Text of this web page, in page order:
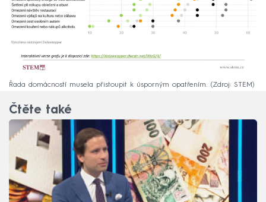
Řada domácností musela přistoupit k úsporným opatřením. Zdroj: STEM
Čtěte také